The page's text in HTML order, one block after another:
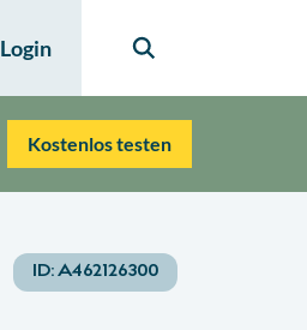
Login
Kostenlos testen
ID:A462126300